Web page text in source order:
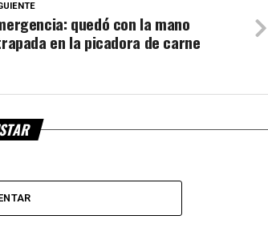
quedó con la mano
en la picadora de carne